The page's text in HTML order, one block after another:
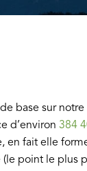
base sur
d’environ 384
en fait elle
point le plus